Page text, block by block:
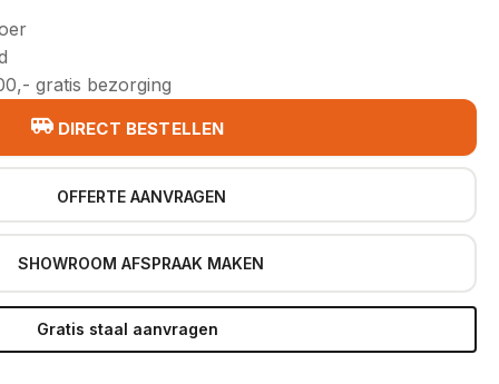
gratis bezorging
DIRECT BESTELLEN
OFFERTE AANVRAGEN
SHOWROOM AFSPRAAK MAKEN
Gratis staal aanvragen